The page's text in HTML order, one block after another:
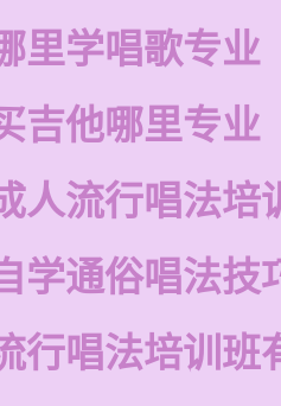
里学唱歌专业
吉他哪里专业
人流行唱法培
学通俗唱法技
行唱法培训班